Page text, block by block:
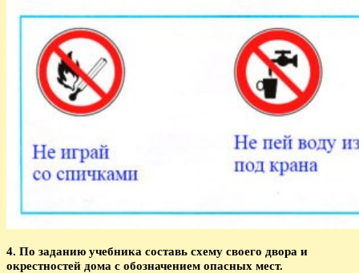
4. По заданию учебника составь схему своего двора и
окрестностей дома с обозначением опасных мест.